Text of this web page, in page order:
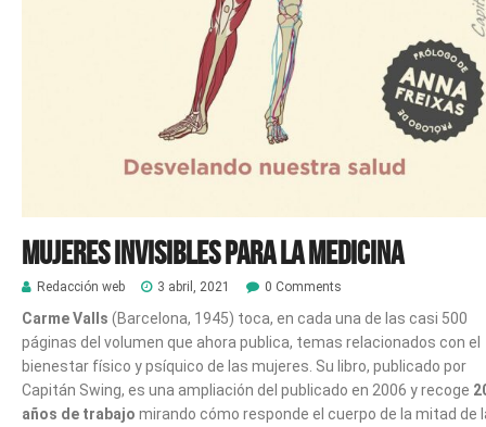
Mujeres invisibles para la medicina
Redacción web 3 abril, 2021 0 Comments
Carme Valls (Barcelona, 1945) toca, en cada una de las casi 500
páginas del volumen que ahora publica, temas relacionados con el
bienestar físico y psíquico de las mujeres. Su libro, publicado por
Capitán Swing, es una ampliación del publicado en 2006 y recoge
años de trabajo mirando cómo responde el cuerpo de la mitad de